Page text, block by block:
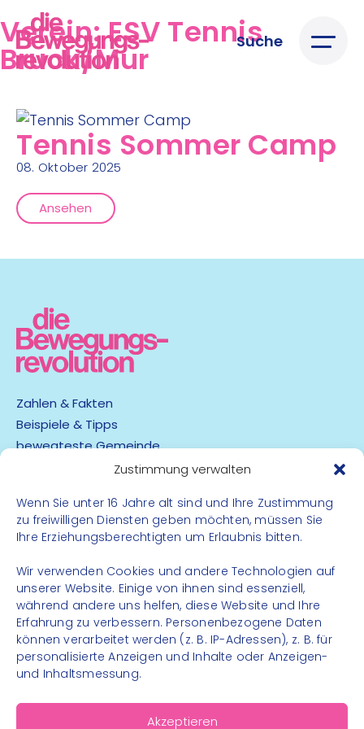
Zustimmung verwalten
Wenn Sie unter 16 Jahre alt sind und Ihre Zustimmung
zu freiwilligen Diensten geben möchten, müssen Sie
Ihre Erziehungsberechtigten um Erlaubnis bitten.
Wir verwenden Cookies und andere Technologien auf
unserer Website. Einige von ihnen sind essenziell,
während andere uns helfen, diese Website und Ihre
Erfahrung zu verbessern. Personenbezogene Daten
können verarbeitet werden (z. B. IP-Adressen), z. B. für
personalisierte Anzeigen und Inhalte oder Anzeigen-
und Inhaltsmessung.
Akzeptieren
Suche
Verein:ESV Tennis
Bruck/Mur
Tennis Sommer Camp
08. Oktober 2025
Ansehen
Zahlen & Fakten
Beispiele & Tipps
bewegteste Gemeinde
Barrierefreiheit
Datenschutz
Impressum
Kontakt
FOLGE UNS
Instagram
Facebook